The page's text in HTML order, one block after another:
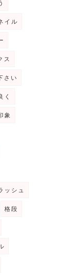
イル
ス
さい
く
象
ッシュ
格段